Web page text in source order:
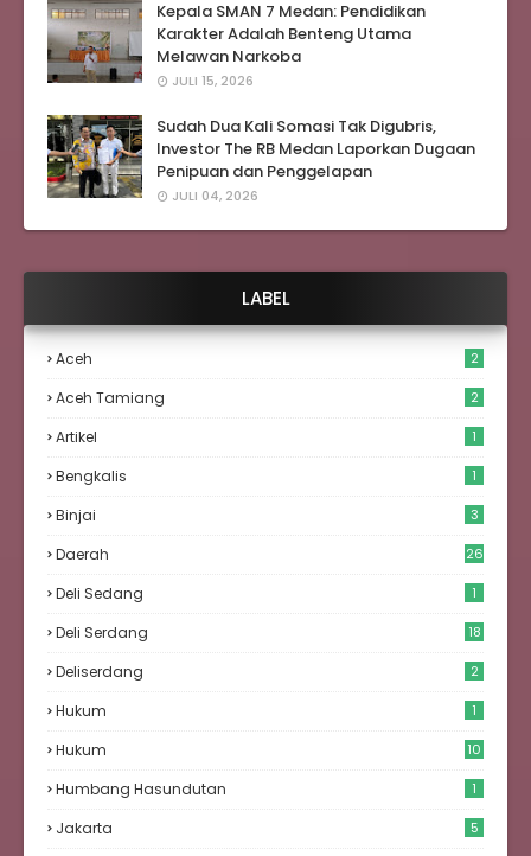
Kepala SMAN 7 Medan: Pendidikan
Karakter Adalah Benteng Utama
Melawan Narkoba
JULI 15, 2026
Sudah Dua Kali Somasi Tak Digubris,
Investor The RB Medan Laporkan Dugaan
Penipuan dan Penggelapan
JULI 04, 2026
LABEL
Aceh 2
Aceh Tamiang 2
Artikel 1
Bengkalis 1
Binjai 3
Daerah 26
Deli Sedang 1
Deli Serdang 18
Deliserdang 2
Hukum 1
Hukum 10
Humbang Hasundutan 1
Jakarta 5